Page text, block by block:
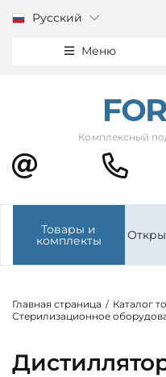
Русский
Меню
Комплексный
Товары и
комплекты
Главная страница / Каталог
Стерилизационное